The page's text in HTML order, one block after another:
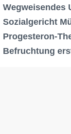
Wegweisendes
Sozialgericht
Progesteron-
Befruchtung